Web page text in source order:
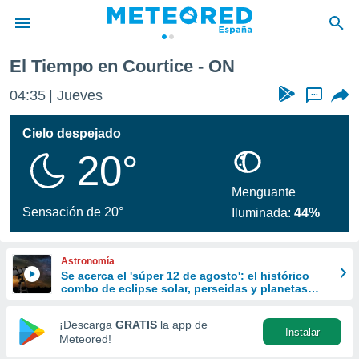
de
por
se
calidad.
a este
las
y
forma
digital
basada
El Tiempo en Courtice - ON
04:35 Jueves ...
Cielo despejado
20°
Sensación de 20°
Menguante
Iluminada:44%
Astronomía
Se acerca el 'súper 12 de agosto': el histórico
combo de eclipse solar, perseidas y planetas
¡Descarga GRATIS la app de
Meteored!
Instalar